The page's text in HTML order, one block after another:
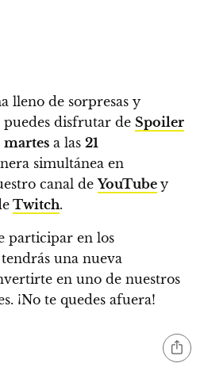
lleno de sorpresas y
puedes disfrutar de Spoiler
martes a las 21
simultánea en
canal deYouTube y
Twitch.
participar en los
una nueva
en uno de nuestros
¡No te quedes afuera!